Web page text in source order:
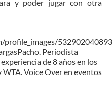
y poder jugar con otra
profile_images/
Periodista
de 8 años en los
Voice Over en eventos